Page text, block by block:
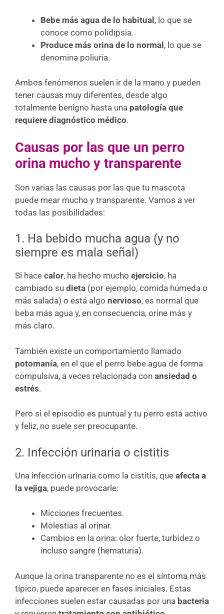
Bebe más agua de lo habitual, lo que se
conoce como polidipsia.
Produce más orina de lo normal, lo que se
denomina poliuria.
Ambos fenómenos suelen ir de la mano y pueden
tener causas muy diferentes, desde algo
totalmente benigno hasta una patología que
requiere diagnóstico médico.
Causas por las que un perro
orina mucho y transparente
Son varias las causas por las que tu mascota
puede mear mucho y transparente. Vamos a ver
todas las posibilidades:
1. Ha bebido mucha agua (y no
siempre es mala señal)
Si hace calor, ha hecho mucho ejercicio, ha
cambiado su dieta (por ejemplo, comida húmeda o
más salada) o está algo nervioso, es normal que
beba más agua y, en consecuencia, orine más y
más claro.
También existe un comportamiento llamado
potomanía, en el que el perro bebe agua de forma
compulsiva, a veces relacionada con ansiedad o
estrés.
Pero si el episodio es puntual y tu perro está activo
y feliz, no suele ser preocupante.
2. Infección urinaria o cistitis
Una infección urinaria como la cistitis, que afecta a
la vejiga, puede provocarle:
Micciones frecuentes.
Molestias al orinar.
Cambios en la orina: olor fuerte, turbidez o
incluso sangre (hematuria).
Aunque la orina transparente no es el síntoma más
típico, puede aparecer en fases iniciales. Estas
infecciones suelen estar causadas por una bacteria